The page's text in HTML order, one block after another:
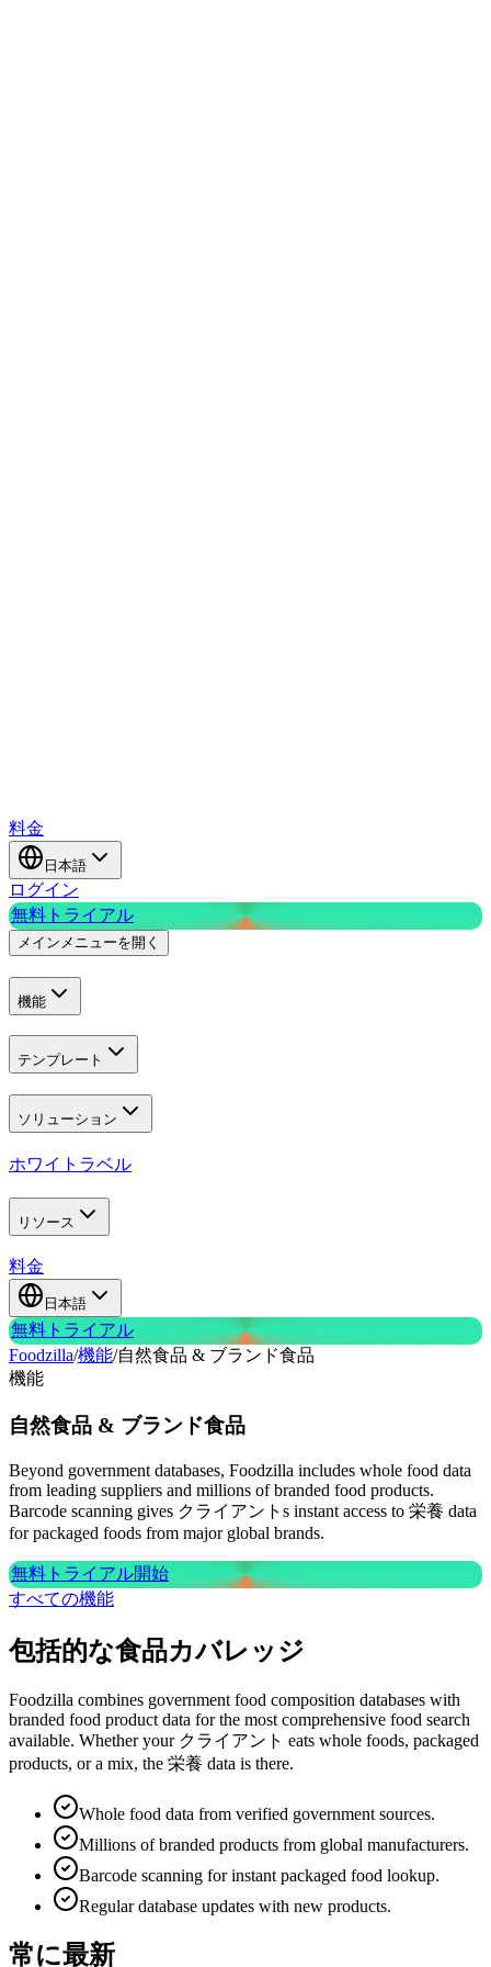
料金
日本語
ログイン
無料トライアル
メインメニューを開く
機能
テンプレート
ソリューション
ホワイトラベル
リソース
料金
日本語
無料トライアル
Foodzilla/機能/自然食品 & ブランド食品
機能
自然食品 & ブランド食品
Beyond government databases, Foodzilla includes whole food data
from leading suppliers and millions of branded food products.
Barcode scanning gives クライアントs instant access to 栄養 data
for packaged foods from major global brands.
無料トライアル開始
すべての機能
包括的な食品カバレッジ
Foodzilla combines government food composition databases with
branded food product data for the most comprehensive food search
available. Whether your クライアント eats whole foods, packaged
products, or a mix, the 栄養 data is there.
Whole food data from verified government sources.
Millions of branded products from global manufacturers.
Barcode scanning for instant packaged food lookup.
Regular database updates with new products.
常に最新